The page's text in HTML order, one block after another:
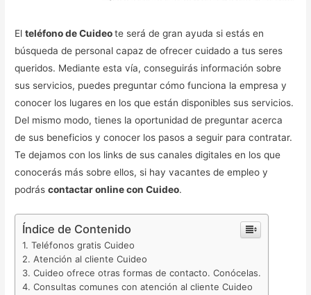
Elteléfono de Cuideote será de gran ayuda si estás en
búsqueda de personal capaz de ofrecer cuidado a tus seres
queridos. Mediante esta vía, conseguirás información sobre
sus servicios, puedes preguntar cómo funciona la empresa y
conocer los lugares en los que están disponibles sus servicios.
Del mismo modo, tienes la oportunidad de preguntar acerca
de sus beneficios y conocer los pasos a seguir para contratar.
Te dejamos con los links de sus canales digitales en los que
conocerás más sobre ellos, si hay vacantes de empleo y
podráscontactar online con Cuideo.
Índice de Contenido
Teléfonos gratis Cuideo
Atención al cliente Cuideo
Cuideo ofrece otras formas de contacto. Conócelas.
Consultas comunes con atención al cliente Cuideo